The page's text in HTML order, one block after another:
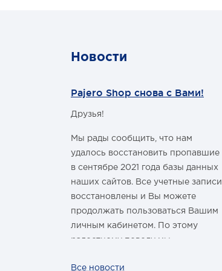
Новости
Pajero Shop снова с Вами!
Друзья!
Мы рады сообщить, что нам
удалось восстановить пропавшие
в сентябре 2021 года базы данных
наших сайтов. Все учетные записи
восстановлены и Вы можете
продолжать пользоваться Вашим
личным кабинетом. По этому
радостному поводу мы
покупателю промокод со скидкой
Все новости